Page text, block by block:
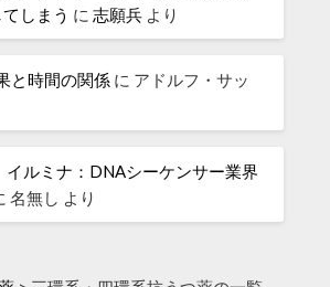
しまう に志願兵 より
と時間の関係 に アドルフ・サッ
イルミナ：DNAシーケンサー業界
名無し より